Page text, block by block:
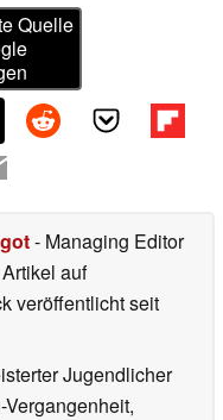
Quelle
- Managing Editor
auf
veröffentlichtseit
Jugendlicher